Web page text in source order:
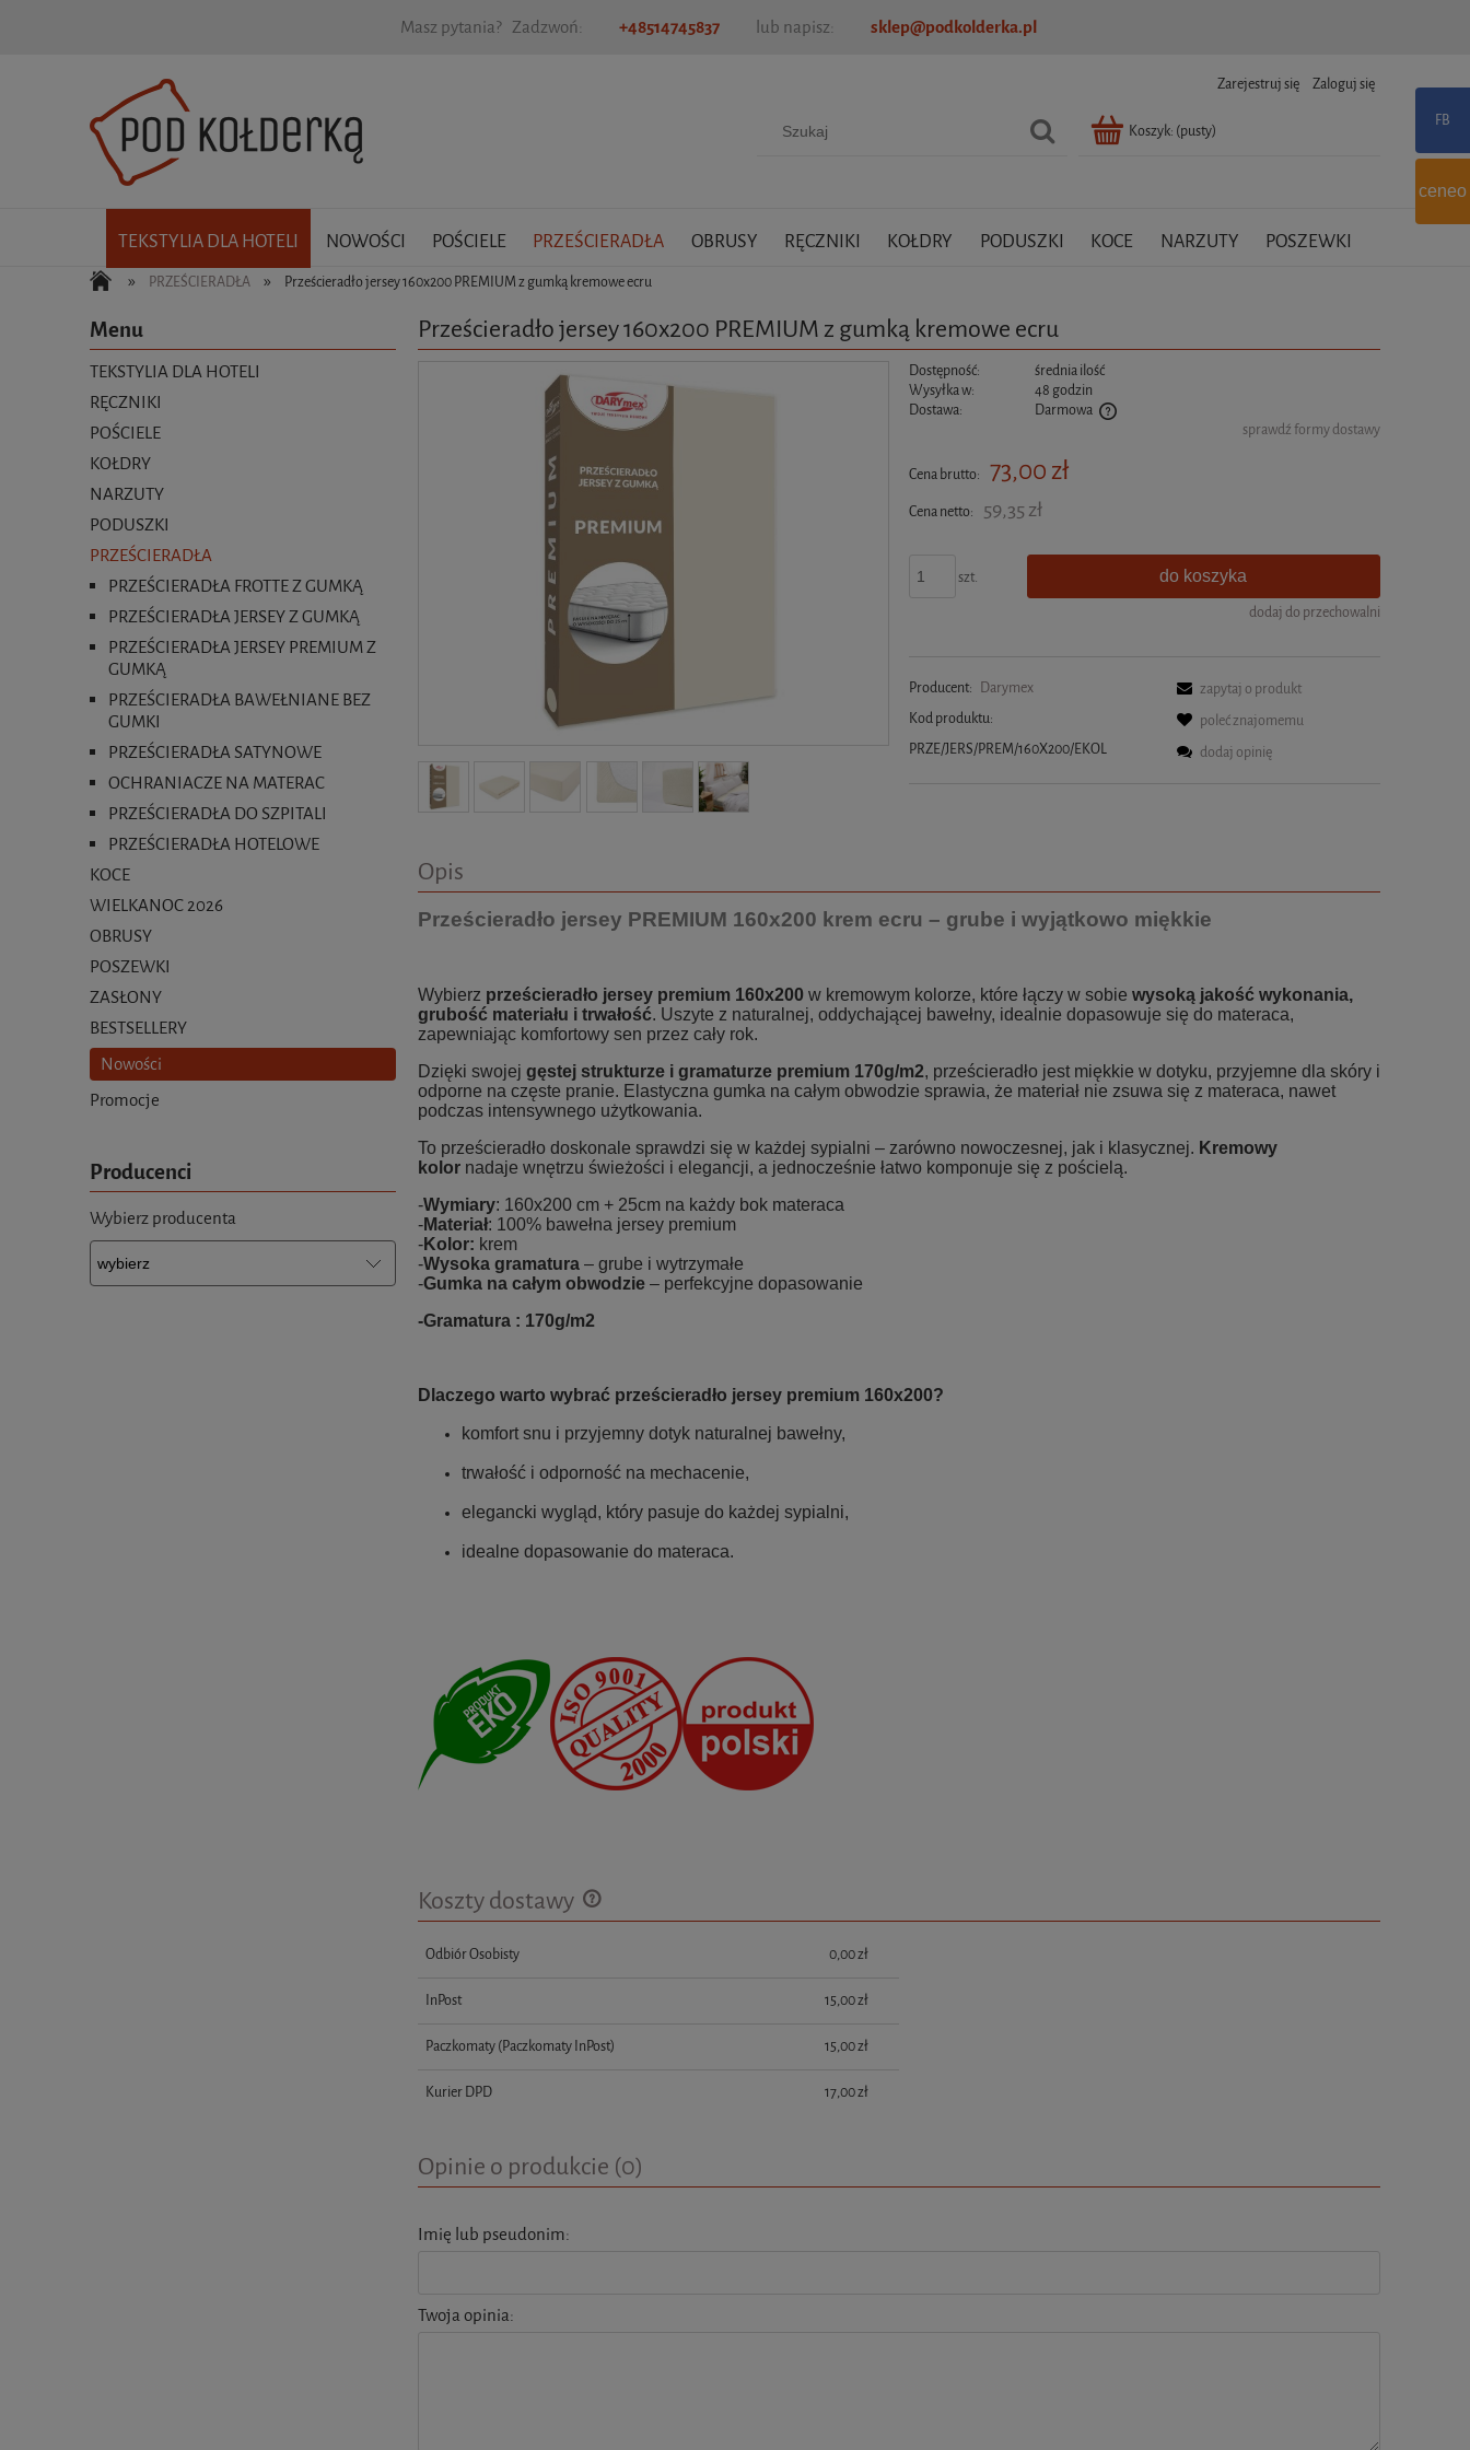
Masz pytania? Zadzwoń: +48514745837 lub napisz: sklep@podkolderka.pl
Zarejestruj się Zaloguj się
Koszyk: (pusty)
TEKSTYLIA DLA HOTELI NOWOŚCI POŚCIELE PRZEŚCIERADŁA OBRUSY RĘCZNIKI KOŁDRY PODUSZKI KOCE NARZUTY POSZEWKI
» PRZEŚCIERADŁA » Prześcieradło jersey 160x200 PREMIUM z gumką kremowe ecru
Menu
TEKSTYLIA DLA HOTELI
RĘCZNIKI
POŚCIELE
KOŁDRY
NARZUTY
PODUSZKI
PRZEŚCIERADŁA
PRZEŚCIERADŁA FROTTE Z GUMKĄ
PRZEŚCIERADŁA JERSEY Z GUMKĄ
PRZEŚCIERADŁA JERSEY PREMIUM Z
GUMKĄ
PRZEŚCIERADŁA BAWEŁNIANE BEZ
GUMKI
PRZEŚCIERADŁA SATYNOWE
OCHRANIACZE NA MATERAC
PRZEŚCIERADŁA DO SZPITALI
PRZEŚCIERADŁA HOTELOWE
KOCE
WIELKANOC 2026
OBRUSY
POSZEWKI
ZASŁONY
BESTSELLERY
Nowości
Promocje
Producenci
Wybierz producenta
Prześcieradło jersey 160x200 PREMIUM z gumką kremowe ecru
Dostępność:
średnia ilość
Wysyłka w:
48 godzin
Dostawa:
Darmowa
Cena nie zawiera ewentualnych kosztów
sprawdź formy dostawy
Cena brutto: 73,00 zł
Cena netto: 59,35 zł
szt. do koszyka
dodaj do przechowalni
Producent: Darymex
Kod produktu:
PRZE/JERS/PREM/160X200/EKOL
zapytaj o produkt
poleć znajomemu
dodaj opinię
Opis
Prześcieradło jersey PREMIUM 160x200 krem ecru – grube i wyjątkowo miękkie
Wybierz prześcieradło jersey premium 160x200 w kremowym kolorze, które łączy w sobie wysoką jakość wykonania,
grubość materiału i trwałość. Uszyte z naturalnej, oddychającej bawełny, idealnie dopasowuje się do materaca,
zapewniając komfortowy sen przez cały rok.
Dzięki swojej gęstej strukturze i gramaturze premium 170g/m2, prześcieradło jest miękkie w dotyku, przyjemne dla skóry i
odporne na częste pranie. Elastyczna gumka na całym obwodzie sprawia, że materiał nie zsuwa się z materaca, nawet
podczas intensywnego użytkowania.
To prześcieradło doskonale sprawdzi się w każdej sypialni – zarówno nowoczesnej, jak i klasycznej. Kremowy
kolor nadaje wnętrzu świeżości i elegancji, a jednocześnie łatwo komponuje się z pościelą.
-Wymiary: 160x200 cm + 25cm na każdy bok materaca
-Materiał: 100% bawełna jersey premium
-Kolor: krem
-Wysoka gramatura – grube i wytrzymałe
-Gumka na całym obwodzie – perfekcyjne dopasowanie
-Gramatura : 170g/m2
Dlaczego warto wybrać prześcieradło jersey premium 160x200?
komfort snu i przyjemny dotyk naturalnej bawełny,
trwałość i odporność na mechacenie,
elegancki wygląd, który pasuje do każdej sypialni,
idealne dopasowanie do materaca.
Koszty dostawy
Cena nie zawiera ewentualnych kosztów
Odbiór Osobisty 0,00 zł
InPost 15,00 zł
Paczkomaty(Paczkomaty InPost) 15,00 zł
Kurier DPD 17,00 zł
Opinie o produkcie (0)
Imię lub pseudonim:
Twoja opinia:
ceneo